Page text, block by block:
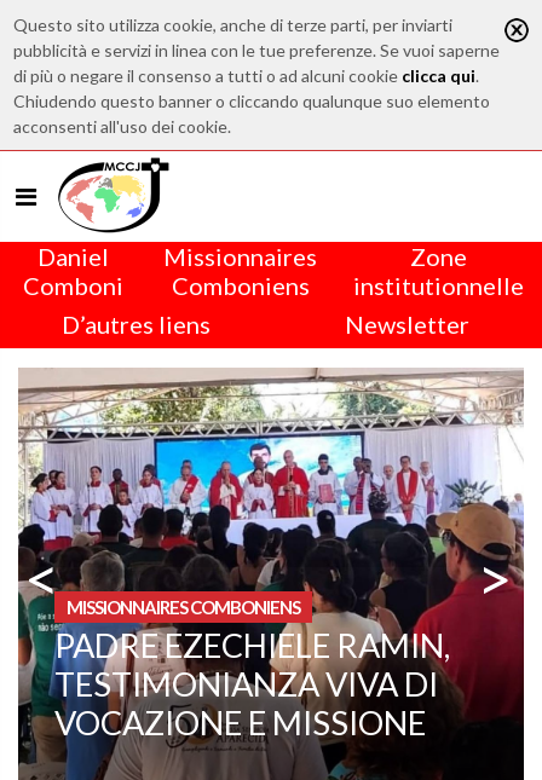
Questo sito utilizza cookie, anche di terze parti, per inviarti
pubblicità e servizi in linea con le tue preferenze. Se vuoi saperne
di più o negare il consenso a tutti o ad alcuni cookie clicca qui.
Chiudendo questo banner o cliccando qualunque suo elemento
acconsenti all'uso dei cookie.
Daniel
Comboni
Missionnaires
Comboniens
Zone
institutionnelle
D’autres liens
Newsletter
< MISSIONNAIRES COMBONIENS
FATHER ANTONIO LA
BRACA CELEBRATES THE
60TH ANNIVERSARY OF HIS
PRIESTLY ORDINATION
>